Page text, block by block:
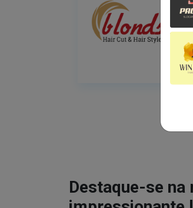
Destaque-se